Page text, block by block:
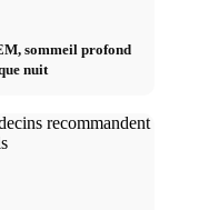
sommeil profond
nuit